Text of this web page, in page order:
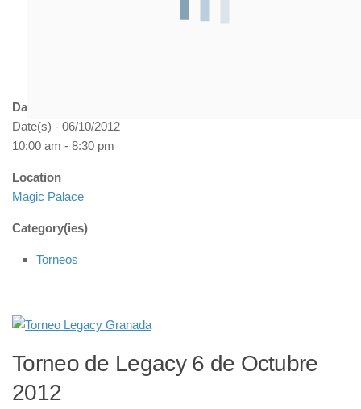
Date/Time
Date(s) - 06/10/2012
10:00 am - 8:30 pm
Location
Magic Palace
Category(ies)
Torneos
Torneo de Legacy 6 de Octubre
2012